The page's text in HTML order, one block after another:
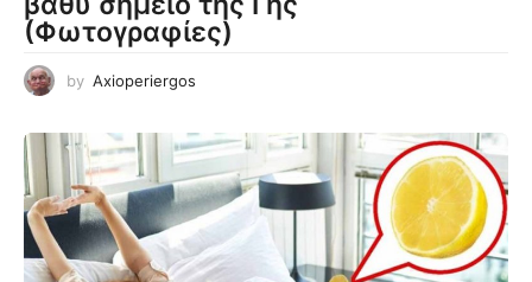
(Φωτογραφίες)
by Axioperiergos